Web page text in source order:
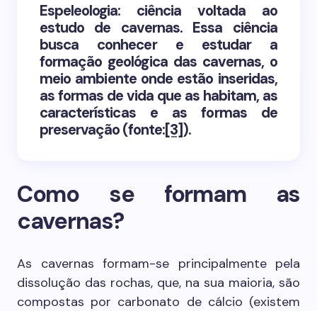
Espeleologia: ciência voltada ao
estudo de cavernas. Essa ciência
busca conhecer e estudar a
formação geológica das cavernas, o
meio ambiente onde estão inseridas,
as formas de vida que as habitam, as
características e as formas de
preservação (fonte:[3]).
Como se formam as
cavernas?
As cavernas formam-se principalmente pela
dissolução das rochas, que, na sua maioria, são
compostas por carbonato de cálcio (existem